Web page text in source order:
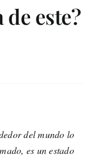
este?
del mundo lo
es un estado